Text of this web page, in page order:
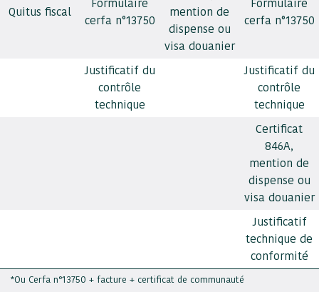
Quitus fiscal
cerfa n°13750
mention de
dispense ou
visa douanier
cerfa n°13750
Justificatif du
contrôle
technique
Justificatif du
contrôle
technique
Certificat
846A,
mention de
dispense ou
visa douanier
Justificatif
technique de
conformité
*Ou Cerfa n°13750 + facture + certificat de communauté